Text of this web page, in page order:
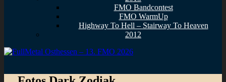
FMO Bandcontest
FMO WarmUp
Highway To Hell – Stairway To Heaven
2012